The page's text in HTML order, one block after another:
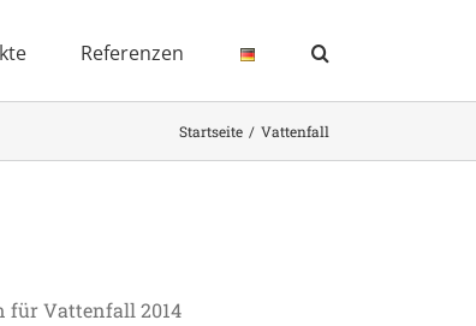
Referenzen
Startseite Vattenfall
für Vattenfall 2014